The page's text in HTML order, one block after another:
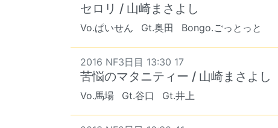
セロリ / 山崎まさよし
Vo.ぱいせん Gt.奥田 Bongo.ごっとっと
2016 NF3日目 13:30 17
苦悩のマタニティー / 山崎まさよし
Vo.馬場 Gt.谷口 Gt.井上